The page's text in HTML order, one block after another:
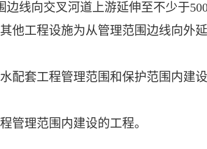
线向交叉河道上游延伸至不少于
他工程设施为从管理范围边线向外
配套工程管理范围和保护范围内建
管理范围内建设的工程。